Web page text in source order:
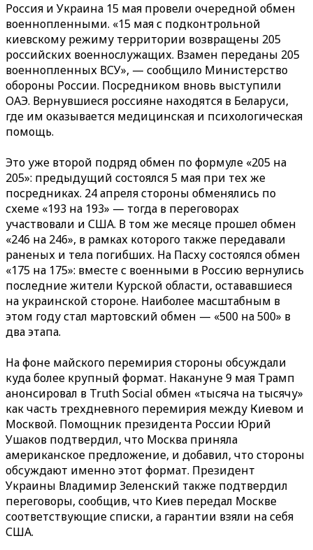
Россия и Украина 15 мая провели очередной обмен
военнопленными. «15 мая с подконтрольной
киевскому режиму территории возвращены 205
российских военнослужащих. Взамен переданы 205
военнопленных ВСУ», — сообщило Министерство
обороны России. Посредником вновь выступили
ОАЭ. Вернувшиеся россияне находятся в Беларуси,
где им оказывается медицинская и психологическая
помощь.
Это уже второй подряд обмен по формуле «205 на
205»: предыдущий состоялся 5 мая при тех же
посредниках. 24 апреля стороны обменялись по
схеме «193 на 193» — тогда в переговорах
участвовали и США. В том же месяце прошел обмен
«246 на 246», в рамках которого также передавали
раненых и тела погибших. На Пасху состоялся обмен
«175 на 175»: вместе с военными в Россию вернулись
последние жители Курской области, остававшиеся
на украинской стороне. Наиболее масштабным в
этом году стал мартовский обмен — «500 на 500» в
два этапа.
На фоне майского перемирия стороны обсуждали
куда более крупный формат. Накануне 9 мая Трамп
анонсировал в Truth Social обмен «тысяча на тысячу»
как часть трехдневного перемирия между Киевом и
Москвой. Помощник президента России Юрий
Ушаков подтвердил, что Москва приняла
американское предложение, и добавил, что стороны
обсуждают именно этот формат. Президент
Украины Владимир Зеленский также подтвердил
переговоры, сообщив, что Киев передал Москве
соответствующие списки, а гарантии взяли на себя
США.